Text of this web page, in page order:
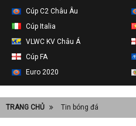
Cúp C2 Châu Âu
Cúp Italia
VLWC KV Châu Á
Cúp FA
Euro 2020
TRANG CHỦ Tin bóng đá